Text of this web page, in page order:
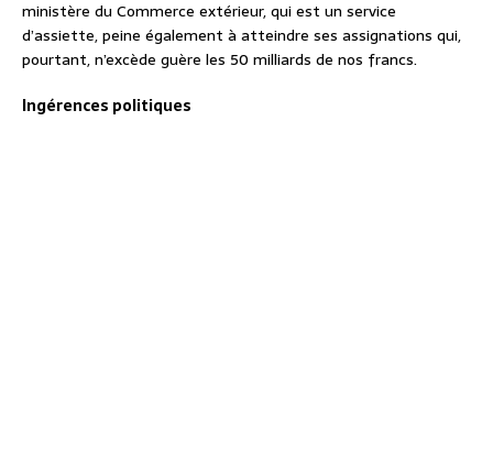
ministère du Commerce extérieur, qui est un service
d’assiette, peine également à atteindre ses assignations qui,
pourtant, n’excède guère les 50 milliards de nos francs.
Ingérences politiques